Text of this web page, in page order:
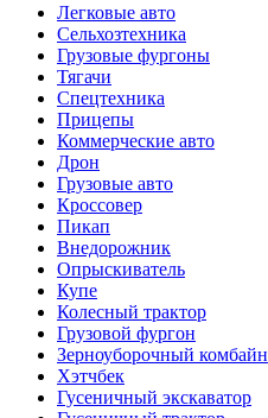
Легковые авто
Сельхозтехника
Грузовые фургоны
Тягачи
Спецтехника
Прицепы
Коммерческие авто
Дрон
Грузовые авто
Кроссовер
Пикап
Внедорожник
Опрыскиватель
Купе
Колесный трактор
Грузовой фургон
Зерноуборочный комбайн
Хэтчбек
Гусеничный экскаватор